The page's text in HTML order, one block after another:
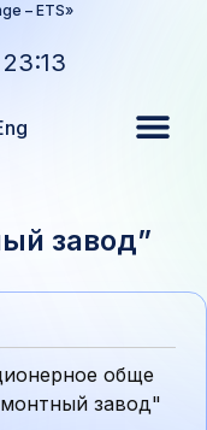
– ETS»
завод”
обще
завод"